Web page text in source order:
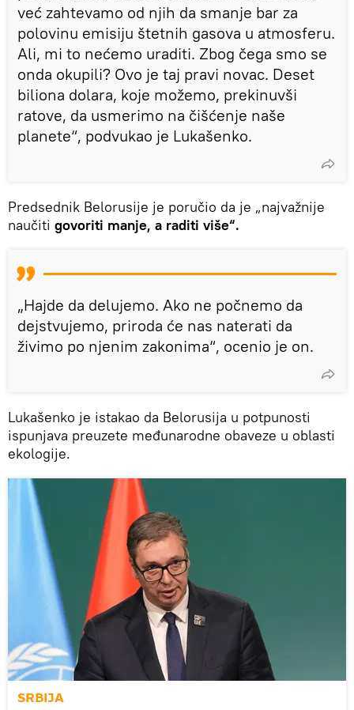
već zahtevamo od njih da smanje bar za
polovinu emisiju štetnih gasova u atmosferu.
Ali, mi to nećemo uraditi. Zbog čega smo se
onda okupili? Ovo je taj pravi novac. Deset
biliona dolara, koje možemo, prekinuvši
ratove, da usmerimo na čišćenje naše
planete“, podvukao je Lukašenko.
Predsednik Belorusije je poručio da je „najvažnije
naučiti govoriti manje, a raditi više“.
„Hajde da delujemo. Ako ne počnemo da
dejstvujemo, priroda će nas naterati da
živimo po njenim zakonima“, ocenio je on.
Lukašenko je istakao da Belorusija u potpunosti
ispunjava preuzete međunarodne obaveze u oblasti
ekologije.
SRBIJA